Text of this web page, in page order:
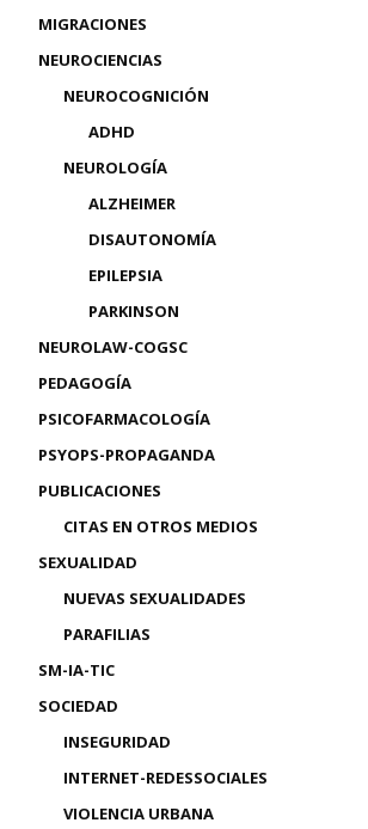
MIGRACIONES
NEUROCIENCIAS
NEUROCOGNICIÓN
ADHD
NEUROLOGÍA
ALZHEIMER
DISAUTONOMÍA
EPILEPSIA
PARKINSON
NEUROLAW-COGSC
PEDAGOGÍA
PSICOFARMACOLOGÍA
PSYOPS-PROPAGANDA
PUBLICACIONES
CITAS EN OTROS MEDIOS
SEXUALIDAD
NUEVAS SEXUALIDADES
PARAFILIAS
SM-IA-TIC
SOCIEDAD
INSEGURIDAD
INTERNET-REDESSOCIALES
VIOLENCIA URBANA